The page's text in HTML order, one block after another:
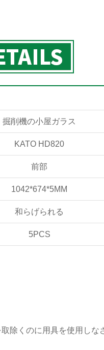
掘削機の小屋ガラス
KATO HD820
前部
1042*674*5MM
和らげられる
5PCS
除くのに用具を使用しな